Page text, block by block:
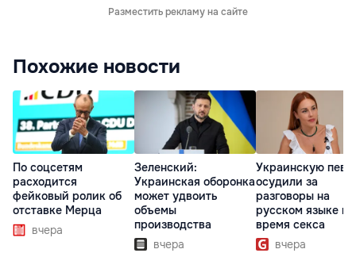
Разместить рекламу на сайте
Похожие новости
По соцсетям
расходится
фейковый ролик об
отставке Мерца
вчера
Зеленский:
Украинская оборонка
может удвоить
объемы
производства
вчера
Украинскую
осудили за
разговоры на
русском языке во
время секса
вчера